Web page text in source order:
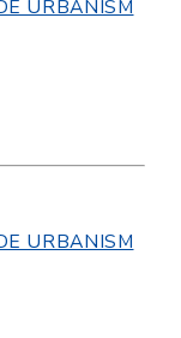
URBANISM
URBANISM